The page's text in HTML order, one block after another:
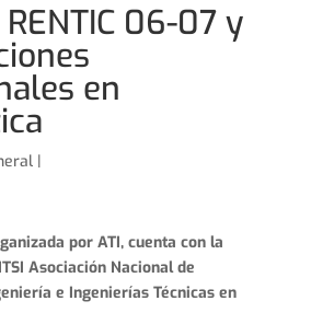
06-07 y
en
|
por ATI, cuenta con la
Asociación Nacional de
e Ingenierías Técnicas en